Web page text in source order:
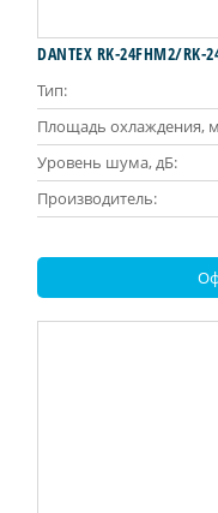
DANTEX RK-24FHM2/RK-
Тип:
Площадь охлаждения,
Уровень шума, дБ:
Производитель: